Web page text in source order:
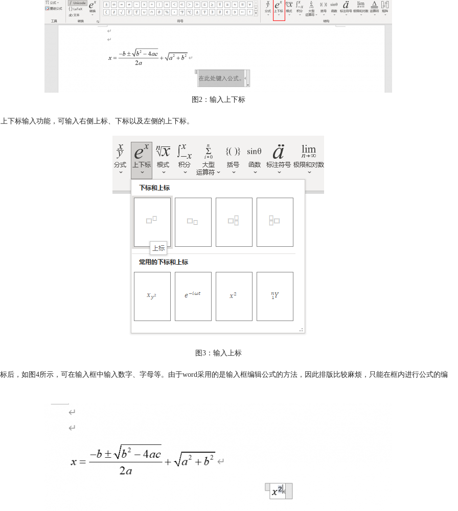
图2：输入上下标
下标输入功能，可输入右侧上标、下标以及左侧的上下标。
图3：输入上标
后，如图4所示，可在输入框中输入数字、字母等。由于word采用的是输入框编辑公式的方法，因此排版比较麻烦，只能在框内进行公式的编